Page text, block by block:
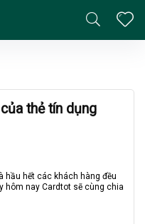
thẻ tín dụng
hầu hết các khách hàng đều
hôm nay Cardtot sẽ cùng chia